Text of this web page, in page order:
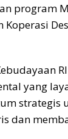
program
yang
strategis
dan